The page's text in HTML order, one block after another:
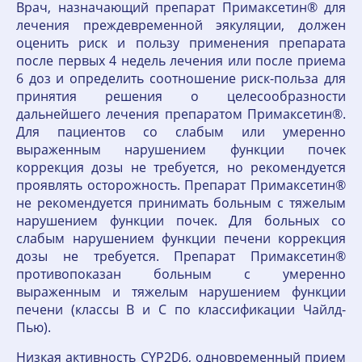
Врач, назначающий препарат Примаксетин® для
лечения преждевременной эякуляции, должен
оценить риск и пользу применения препарата
после первых 4 недель лечения или после приема
6 доз и определить соотношение риск-польза для
принятия решения о целесообразности
дальнейшего лечения препаратом Примаксетин®.
Для пациентов со слабым или умеренно
выраженным нарушением функции почек
коррекция дозы не требуется, но рекомендуется
проявлять осторожность. Препарат Примаксетин®
не рекомендуется принимать больным с тяжелым
нарушением функции почек. Для больных со
слабым нарушением функции печени коррекция
дозы не требуется. Препарат Примаксетин®
противопоказан больным с умеренно
выраженным и тяжелым нарушением функции
печени (классы В и С по классификации Чайлд-
Пью).
Низкая активность CYP2D6, одновременный прием